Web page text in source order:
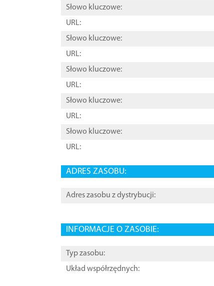
Słowo kluczowe:
URL:
Słowo kluczowe:
URL:
Słowo kluczowe:
URL:
Słowo kluczowe:
URL:
Słowo kluczowe:
URL:
ADRES ZASOBU:
Adres zasobu z dystrybucji:
INFORMACJE O ZASOBIE:
Typ zasobu:
Układ współrzędnych: